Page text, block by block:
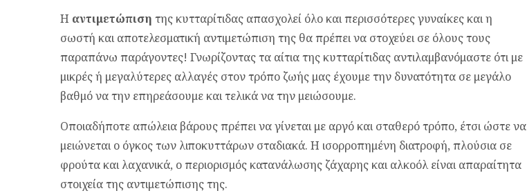
Η αντιμετώπιση της κυτταρίτιδας απασχολεί όλο και περισσότερες γυναίκες και η
σωστή και αποτελεσματική αντιμετώπιση της θα πρέπει να στοχεύει σε όλους τους
παραπάνω παράγοντες! Γνωρίζοντας τα αίτια της κυτταρίτιδας αντιλαμβανόμαστε ότι με
μικρές ή μεγαλύτερες αλλαγές στον τρόπο ζωής μας έχουμε την δυνατότητα σε μεγάλο
βαθμό να την επηρεάσουμε και τελικά να την μειώσουμε.
Οποιαδήποτε απώλεια βάρους πρέπει να γίνεται με αργό και σταθερό τρόπο, έτσι ώστε να
μειώνεται ο όγκος των λιποκυττάρων σταδιακά. Η ισορροπημένη διατροφή, πλούσια σε
φρούτα και λαχανικά, ο περιορισμός κατανάλωσης ζάχαρης και αλκοόλ είναι απαραίτητα
στοιχεία της αντιμετώπισης της.